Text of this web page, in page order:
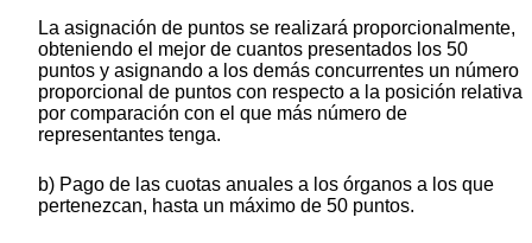
La asignación de puntos se realizará proporcionalmente,
obteniendo el mejor de cuantos presentados los 50
puntos y asignando a los demás concurrentes un número
proporcional de puntos con respecto a la posición relativa
por comparación con el que más número de
representantes tenga.
b) Pago de las cuotas anuales a los órganos a los que
pertenezcan, hasta un máximo de 50 puntos.